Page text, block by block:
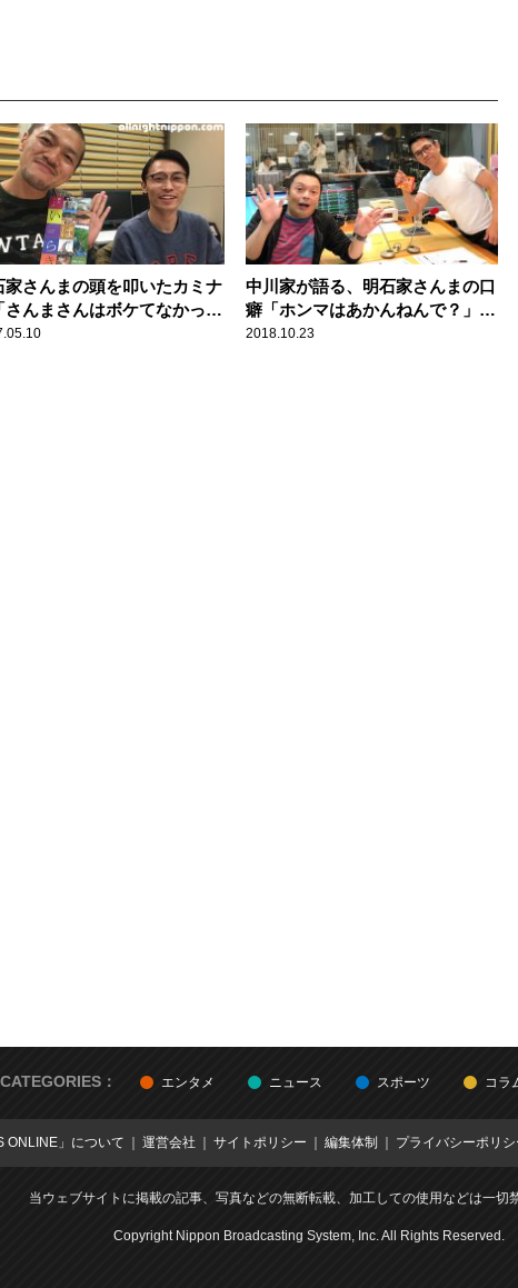
家さんまの頭を叩いたカミナ
さんまさんはボケてなかっ
・」
中川家が語る、明石家さんまの口
癖「ホンマはあかんねんで？」の
誕生秘話
2018.10.23
CATEGORIES： エンタメ ニュース スポーツ コラ
ONLINE」について 運営会社 サイトポリシー 編集体制 プライバシーポリシ
当ウェブサイトに掲載の記事、写真などの無断転載、加工しての使用などは一切
Copyright Nippon Broadcasting System, Inc. All Rights Reserved.